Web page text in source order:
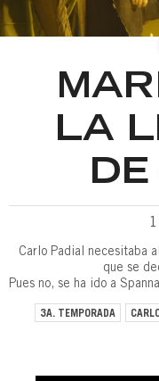
LA
Carlo Padial necesitaba
que se
Pues no, se ha ido a
3A. TEMPORADA